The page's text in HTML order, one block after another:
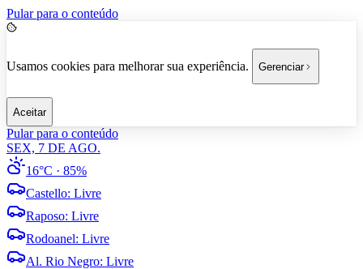
Pular para o conteúdo
Usamos cookies para melhorar sua experiência. Gerenciar
Aceitar
Pular para o conteúdo
SEX, 7 DE AGO.
16°C · 85%
Castello: Livre
Raposo: Livre
Rodoanel: Livre
Al. Rio Negro: Livre